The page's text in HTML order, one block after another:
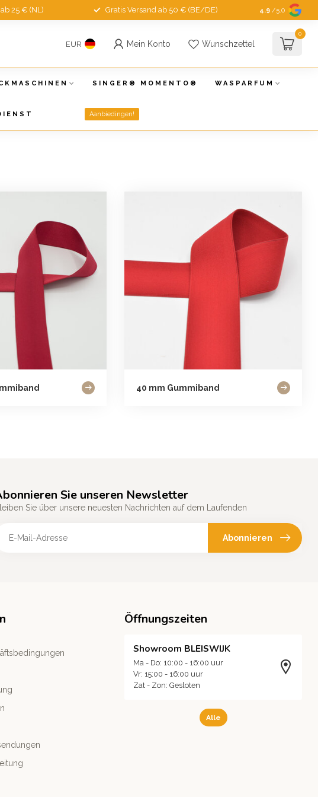
25 € (NL) Gratis Versand ab 50 € (BE/DE) 4.9 /5.0
EUR Mein Konto Wunschzettel
0
SINGER® MOMENTO® WASPARFUM
Aanbiedingen!
40 mm Gummiband
Sie unseren Newsletter
Sie über unsere neuesten Nachrichten auf dem Laufenden
Abonnieren
Öffnungszeiten
Showroom BLEISWIJK
Ma - Do: 10:00 - 16:00 uur
Vr: 15:00 - 16:00 uur
Zat - Zon: Gesloten
Alle